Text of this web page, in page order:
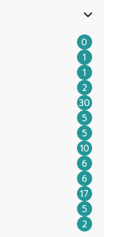
0
1
1
2
30
5
5
10
6
6
17
5
2